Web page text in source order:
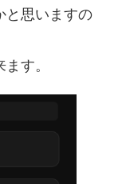
と思いますの
す。